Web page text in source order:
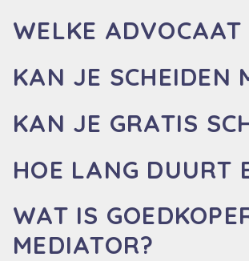
WELKE
KAN JE SCHEIDEN
KAN JE GRATIS
HOE LANG DUURT
WAT IS
MEDIATOR?